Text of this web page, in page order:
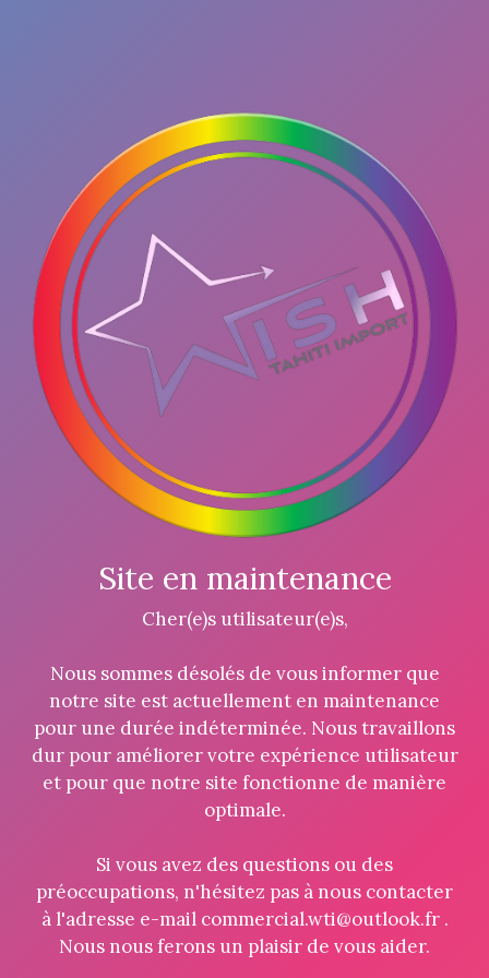
Site en maintenance
Cher(e)s utilisateur(e)s,
Nous sommes désolés de vous informer que
notre site est actuellement en maintenance
pour une durée indéterminée. Nous travaillons
dur pour améliorer votre expérience utilisateur
et pour que notre site fonctionne de manière
optimale.
Si vous avez des questions ou des
préoccupations, n'hésitez pas à nous contacter
à l'adresse e-mail commercial.wti@outlook.fr .
Nous nous ferons un plaisir de vous aider.